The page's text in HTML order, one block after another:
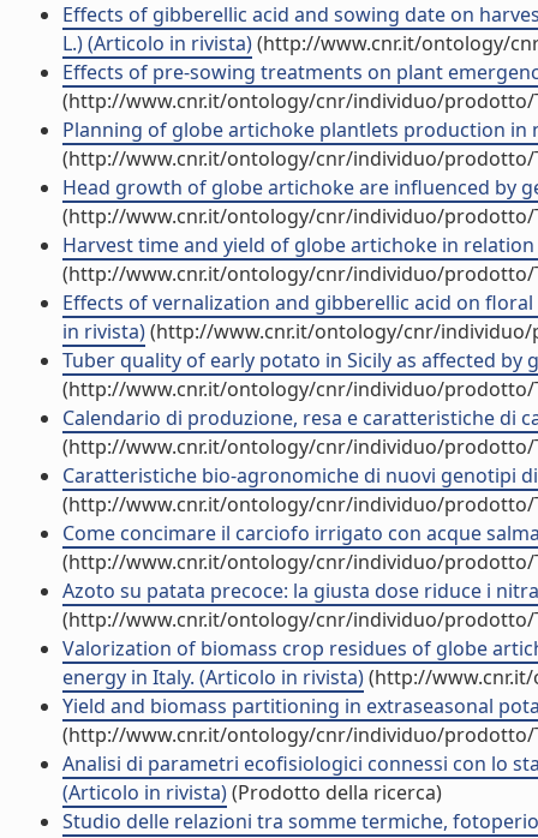
Effects of gibberellic acid and sowing date on
L.) (Articolo in rivista)(http://www.cnr.it/ontology/
Effects of pre-sowing treatments on plant
(http://www.cnr.it/ontology/cnr/individuo/prodotto/
Planning of globe artichoke plantlets production in
(http://www.cnr.it/ontology/cnr/individuo/prodotto/
Head growth of globe artichoke are influenced by
(http://www.cnr.it/ontology/cnr/individuo/prodotto/
Harvest time and yield of globe artichoke in
(http://www.cnr.it/ontology/cnr/individuo/prodotto/
Effects of vernalization and gibberellic acid on
in rivista)(http://www.cnr.it/ontology/cnr/individuo/
Tuber quality of early potato in Sicily as affected
(http://www.cnr.it/ontology/cnr/individuo/prodotto/
Calendario di produzione, resa e caratteristiche di
(http://www.cnr.it/ontology/cnr/individuo/prodotto/
Caratteristiche bio-agronomiche di nuovi genotipi
(http://www.cnr.it/ontology/cnr/individuo/prodotto/
Come concimare il carciofo irrigato con acque
(http://www.cnr.it/ontology/cnr/individuo/prodotto/
Azoto su patata precoce: la giusta dose riduce i
(http://www.cnr.it/ontology/cnr/individuo/prodotto/
Valorization of biomass crop residues of globe
energy in Italy. (Articolo in rivista)(http://
Yield and biomass partitioning in extraseasonal
(http://www.cnr.it/ontology/cnr/individuo/prodotto/
Analisi di parametri ecofisiologici connessi con lo
(Articolo in rivista)(Prodotto della ricerca)
Studio delle relazioni tra somme termiche,